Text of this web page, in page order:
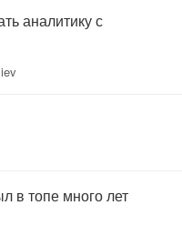
аналитику с
в топе много лет